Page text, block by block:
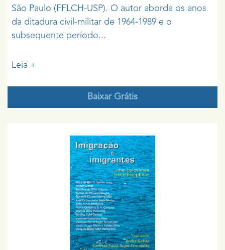
São Paulo (FFLCH-USP). O autor aborda os anos
da ditadura civil-militar de 1964-1989 e o
subsequente período...
Leia +
Baixar Grátis